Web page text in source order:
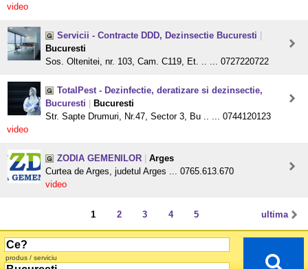
video
Servicii - Contracte DDD, Dezinsectie Bucuresti
Bucuresti
Sos. Oltenitei, nr. 103, Cam. C119, Et. .. ... 0727220722
TotalPest - Dezinfectie, deratizare si dezinsectie,
Bucuresti
Bucuresti
Str. Sapte Drumuri, Nr.47, Sector 3, Bu .. ... 0744120123
video
ZODIA GEMENILOR
Arges
Curtea de Arges, judetul Arges ... 0765.613.670
video
ultima
1 2 3 4 5
produs / serviciu